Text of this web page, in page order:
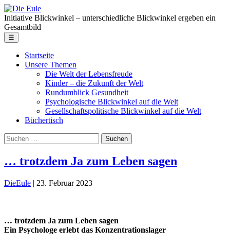
Skip
to
the
content
Die
Eule
Initiative Blickwinkel – unterschiedliche Blickwinkel ergeben ein
Gesamtbild
☰
Startseite
Unsere Themen
Die Welt der Lebensfreude
Kinder – die Zukunft der Welt
Rundumblick Gesundheit
Psychologische Blickwinkel auf die Welt
Gesellschaftspolitische Blickwinkel auf die Welt
Büchertisch
Suche
nach:
… trotzdem Ja zum Leben sagen
DieEule | 23. Februar 2023
… trotzdem Ja zum Leben sagen
Ein Psychologe erlebt das Konzentrationslager